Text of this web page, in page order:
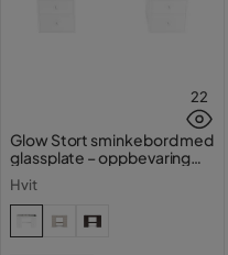
22
Glow Stort sminkebord med
glassplate – oppbevaring
med skuffer og rom 120 cm
Hvit